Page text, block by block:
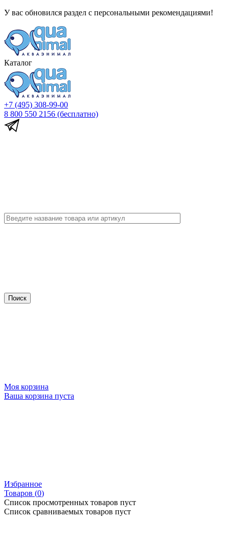
У вас обновился раздел с персональными рекомендациями!
Каталог
+7 (495) 308-99-00
8 800 550 2156 (бесплатно)
Моя корзина
Ваша корзина пуста
Избранное
Товаров (0)
Список просмотренных товаров пуст
Список сравниваемых товаров пуст